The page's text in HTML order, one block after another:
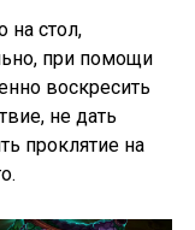
на стол,
при помощи
воскресить
не дать
проклятие на